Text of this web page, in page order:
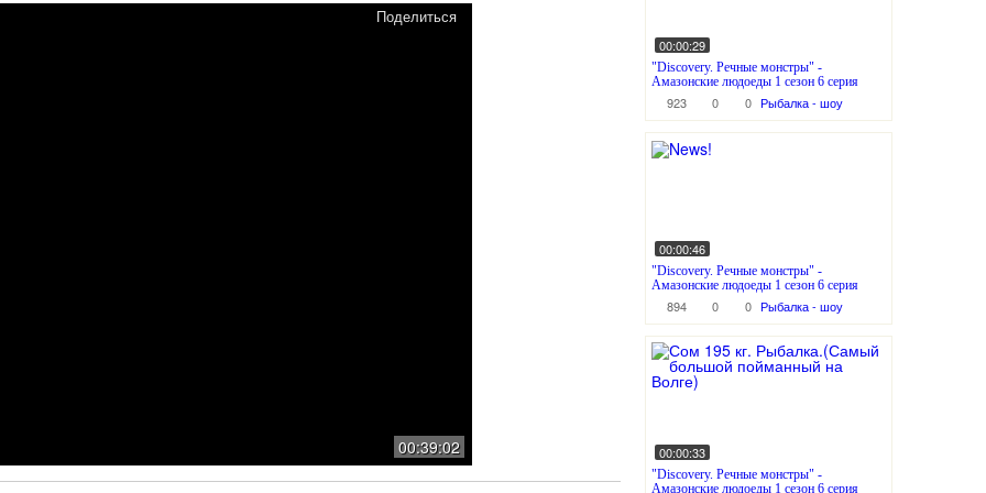
00:39:02
Поделиться
00:00:29
"Discovery. Речные монстры" -
Амазонские людоеды 1 сезон 6 серия
923 0 0 Рыбалка - шоу
00:00:46
"Discovery. Речные монстры" -
Амазонские людоеды 1 сезон 6 серия
894 0 0 Рыбалка - шоу
00:00:33
"Discovery. Речные монстры" -
Амазонские людоеды 1 сезон 6 серия